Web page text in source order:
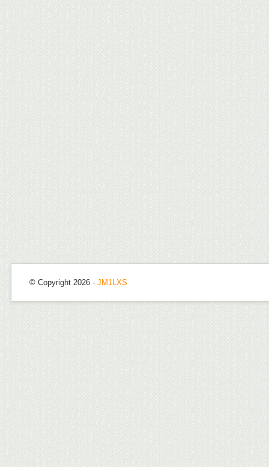
© Copyright 2026 - JM1LXS